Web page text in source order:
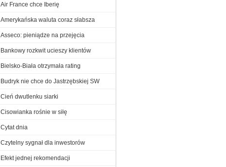
Air France chce Iberię
Amerykańska waluta coraz słabsza
Asseco: pieniądze na przejęcia
Bankowy rozkwit ucieszy klientów
Bielsko-Biała otrzymała rating
Budryk nie chce do Jastrzębskiej SW
Cień dwutlenku siarki
Cisowianka rośnie w siłę
Cytat dnia
Czytelny sygnał dla inwestorów
Efekt jednej rekomendacji